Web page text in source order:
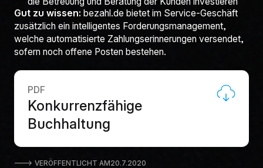
Gut zu wissen: bezahl.de bietet im Service-Geschäft
zusätzlich ein intelligentes Forderungsmanagement,
welche automatisierte Zahlungserinnerungen versendet,
sofern noch offene Posten bestehen.
PDF
Konkurrenzfähige
Buchhaltung
🡒 VERÖFFENTLICHT AM20.7.2020